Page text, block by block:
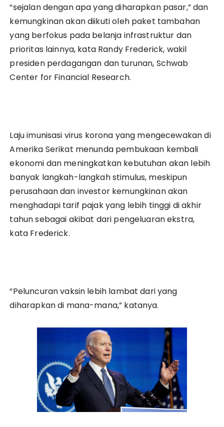
“sejalan dengan apa yang diharapkan pasar,” dan
kemungkinan akan diikuti oleh paket tambahan
yang berfokus pada belanja infrastruktur dan
prioritas lainnya, kata Randy Frederick, wakil
presiden perdagangan dan turunan, Schwab
Center for Financial Research.
Laju imunisasi virus korona yang mengecewakan di
Amerika Serikat menunda pembukaan kembali
ekonomi dan meningkatkan kebutuhan akan lebih
banyak langkah-langkah stimulus, meskipun
perusahaan dan investor kemungkinan akan
menghadapi tarif pajak yang lebih tinggi di akhir
tahun sebagai akibat dari pengeluaran ekstra,
kata Frederick.
“Peluncuran vaksin lebih lambat dari yang
diharapkan di mana-mana,” katanya.